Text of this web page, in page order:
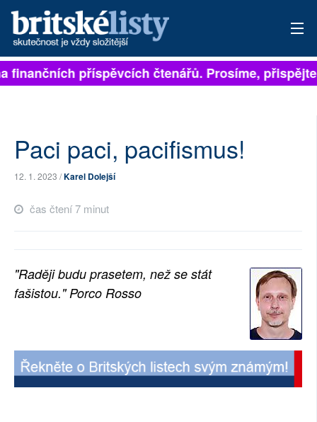
PŘIHLÁSIT
ARCHIV
ROZHOVORY
TÉMATA
AUTOŘI
PŘÍSPĚVKY NA PROVOZ
RUBRIKY
příspěvcích čtenářů. Prosíme, přispějte.
Paci paci, pacifismus!
12. 1. 2023 /Karel Dolejší
čas čtení 7 minut
"Raději budu prasetem, než se stát
fašistou." Porco Rosso